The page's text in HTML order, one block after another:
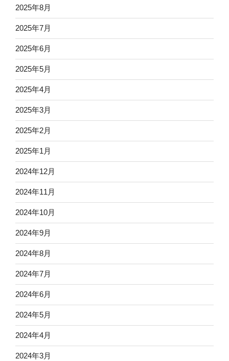
2025年8月
2025年7月
2025年6月
2025年5月
2025年4月
2025年3月
2025年2月
2025年1月
2024年12月
2024年11月
2024年10月
2024年9月
2024年8月
2024年7月
2024年6月
2024年5月
2024年4月
2024年3月